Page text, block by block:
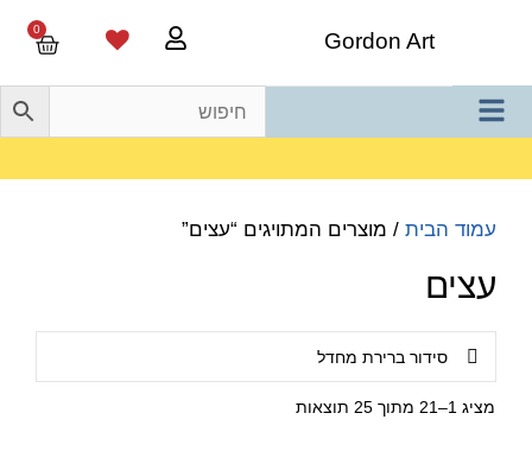
Gordon Art
0
עמוד הבית / מוצרים המתויגים “עצים”
עצים
מציג 1–21 מתוך 25 תוצאות